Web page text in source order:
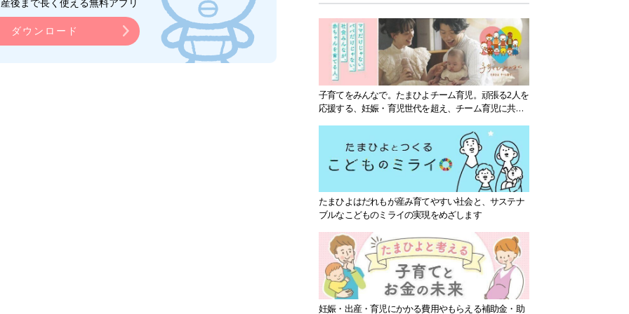
ダウンロード
子育てをみんなで。たまひよチーム育児。頑張る2人を
応援する、妊娠・育児世代を超え、チーム育児に共感
たまひよはだれもが産み育てやすい社会と、サステナ
ブルなこどものミライの実現をめざします
妊娠・出産・育児にかかる費用やもらえる補助金・助